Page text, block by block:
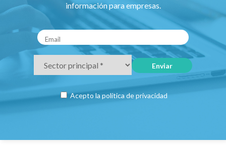
información para empresas.
Acepto la política de privacidad